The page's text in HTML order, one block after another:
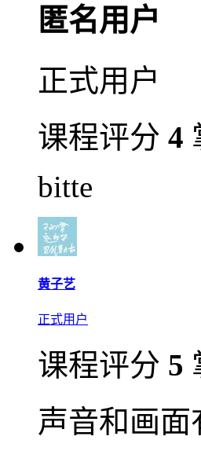
匿名用户
正式用户
课程评分 4
bitte
黄子艺
正式用户
课程评分 5
声音和画面